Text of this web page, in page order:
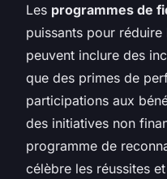
Les programmes de
puissants pour
peuvent inclure des
que des primes de
participations aux
des initiatives non
programme de
célèbre les réussites